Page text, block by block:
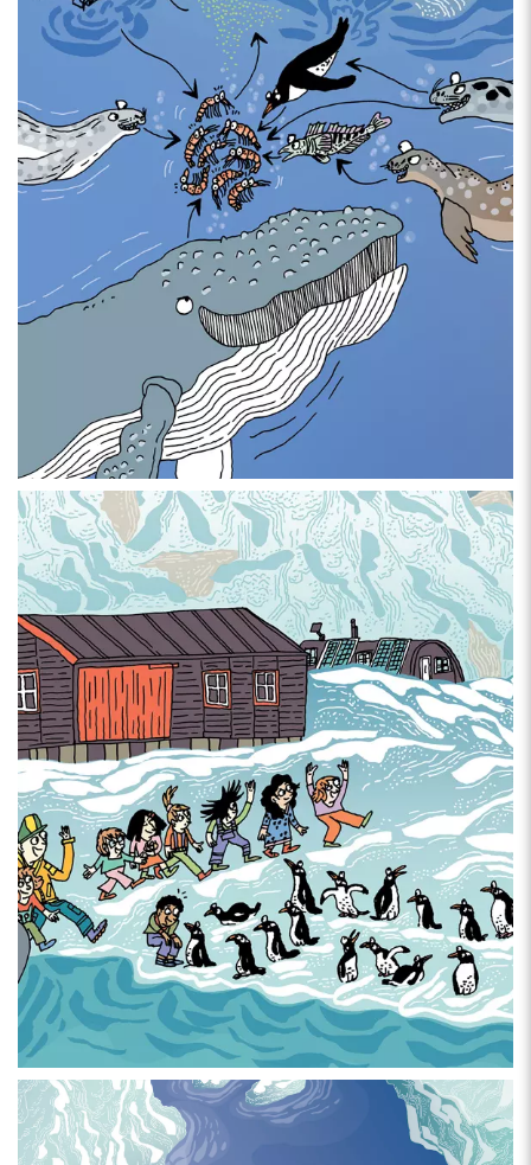
Über die Illustratorin
Als bekennende Frostbeule hat Adrienne Barman
die
Wärmflasche hervorgeholt, um sich diesem Projekt voller Schnee,
Eis ... und Pinguinen zu stellen. Nach einer Ausbildung zur
Grafikerin entwickelte Adrienne nach und nach ihren eigenen
Illustrationsstil: Leuchtende Farben, Tiere und ein ungewöhnlicher
Blick auf die Natur stehen im Mittelpunkt ihrer Zeichnungen. Seit
2006 hat sie rund vierzig Kinderbücher und Comics illustriert.